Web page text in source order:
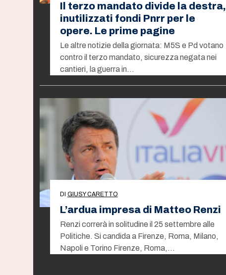
Il terzo mandato divide la destra,
inutilizzati fondi Pnrr per le
opere. Le prime pagine
Le altre notizie della giornata: M5S e Pd votano
contro il terzo mandato, sicurezza negata nei
cantieri, la guerra in…
DI GIUSY CARETTO
L’ardua impresa di Matteo Renzi
Renzi correrà in solitudine il 25 settembre alle
Politiche. Si candida a Firenze, Roma, Milano,
Napoli e Torino Firenze, Roma,…